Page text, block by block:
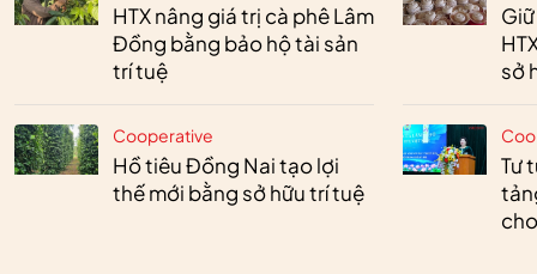
HTX nâng giá trị cà phê Lâm
Đồng bằng bảo hộ tài sản
trí tuệ
Cooperative
Hồ tiêu Đồng Nai tạo lợi
thế mới bằng sở hữu trí tuệ
sở
Tư